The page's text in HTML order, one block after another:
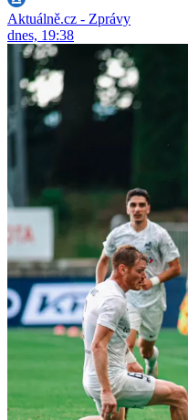
Aktuálně.cz - Zprávy
dnes, 19:38